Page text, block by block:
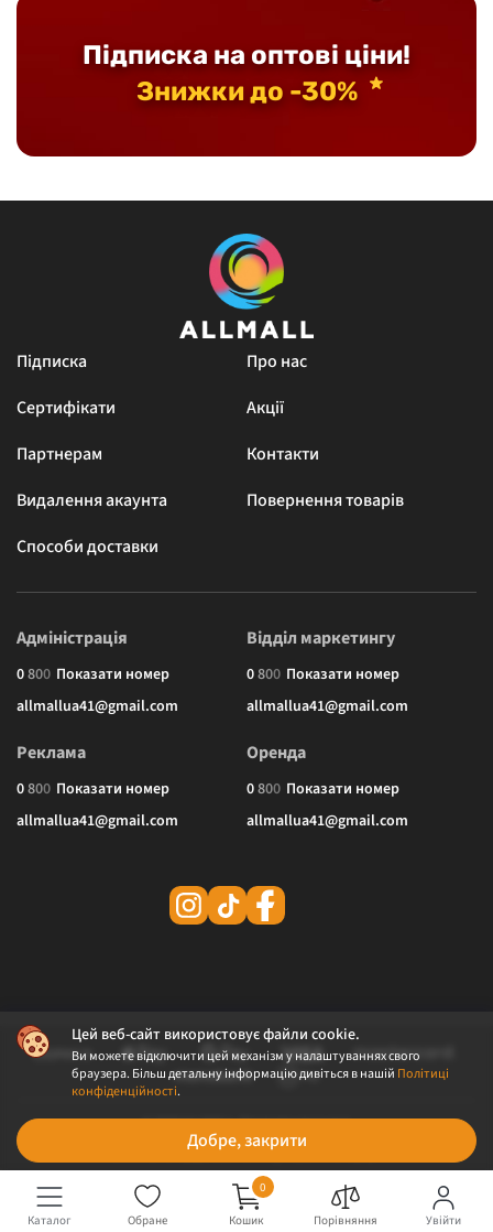
Каталог Обране
0
Кошик
Порівняння Увійти
Підписка на оптові ціни!
Знижки до -30%
Цей веб-сайт використовує файли cookie.
Ви можете відключити цей механізм у налаштуваннях свого
браузера. Більш детальну інформацію дивіться в нашій Політиці
конфіденційності.
Добре, закрити
Підписка
Про нас
Сертифікати
Акції
Партнерам
Контакти
Видалення акаунта
Повернення товарів
Способи доставки
Адміністрація
0800 Показати номер
allmallua41@gmail.com
Відділ маркетингу
0800 Показати номер
allmallua41@gmail.com
Реклама
0800 Показати номер
allmallua41@gmail.com
Оренда
0800 Показати номер
allmallua41@gmail.com
© 2026 ALLMALL. Всі права захищені.
Політика конфіденційності